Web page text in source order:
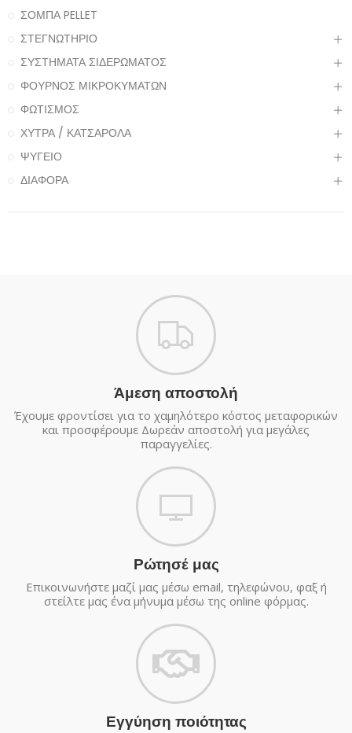
ΣΟΜΠΑ PELLET
ΣΤΕΓΝΩΤΗΡΙΟ
ΣΥΣΤΗΜΑΤΑ ΣΙΔΕΡΩΜΑΤΟΣ
ΦΟΥΡΝΟΣ ΜΙΚΡΟΚΥΜΑΤΩΝ
ΦΩΤΙΣΜΟΣ
ΧΥΤΡΑ / ΚΑΤΣΑΡΟΛΑ
ΨΥΓΕΙΟ
ΔΙΑΦΟΡΑ
Άμεση αποστολή
Έχουμε φροντίσει για το χαμηλότερο κόστος μεταφορικών
και προσφέρουμε Δωρεάν αποστολή για μεγάλες
παραγγελίες.
Ρώτησέ μας
Επικοινωνήστε μαζί μας μέσω email, τηλεφώνου, φαξ ή
στείλτε μας ένα μήνυμα μέσω της online φόρμας.
Εγγύηση ποιότητας